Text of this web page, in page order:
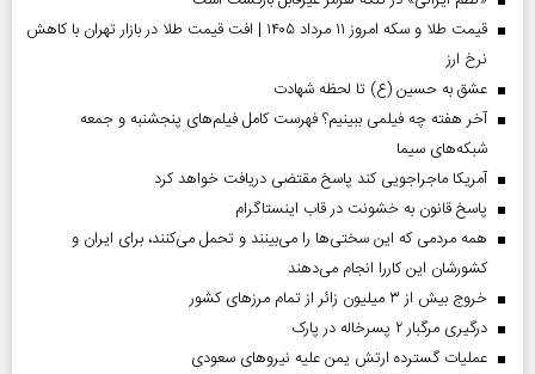
قیمت طلا و سکه امروز ۱۱ مرداد ۱۴۰۵ | افت قیمت طلا در بازار تهران با کاهش
نرخ ارز
عشق به حسین (ع) تا لحظه شهادت
آخر هفته چه فیلمی ببینیم؟ فهرست کامل فیلم‌های پنجشنبه و جمعه
شبکه‌های سیما
آمریکا ماجراجویی کند پاسخ مقتضی دریافت خواهد کرد
پاسخ قانون به خشونت در قاب اینستاگرام
همه مردمی که این سختی‌ها را می‌بینند و تحمل می‌کنند، برای ایران و
کشورشان این کاررا انجام می‌دهند
خروج بیش از ۳ میلیون زائر از تمام مرز‌های کشور
درگیری مرگبار ۲ پسرخاله در پارک
عملیات گسترده ارتش یمن علیه نیروهای سعودی